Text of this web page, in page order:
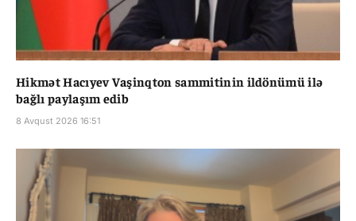
Hikmət Hacıyev Vaşinqton sammitinin ildönümü ilə
bağlı paylaşım edib
8 Avqust 2026 16:51